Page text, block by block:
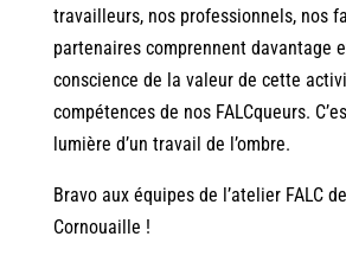
travailleurs, nos professionnels, nos
partenaires comprennent davantage
conscience de la valeur de cette
compétences de nos FALCqueurs.
lumière d’un travail de l’ombre.
Bravo aux équipes de l’atelier FALC de
Cornouaille !